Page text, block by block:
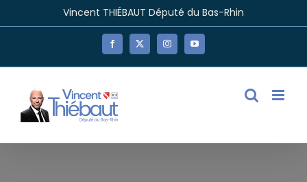
Vincent THIÉBAUT Député du Bas-Rhin
Facebook
X InstagramYouTube